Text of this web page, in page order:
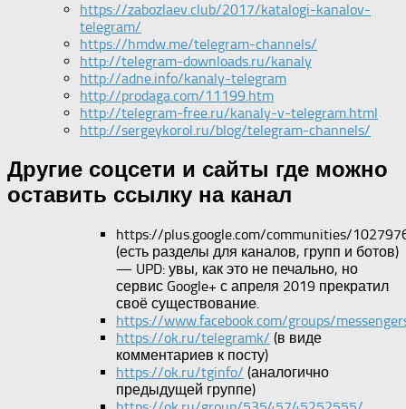
https://zabozlaev.club/2017/katalogi-kanalov-
telegram/
https://hmdw.me/telegram-channels/
http://telegram-downloads.ru/kanaly
http://adne.info/kanaly-telegram
http://prodaga.com/11199.htm
http://telegram-free.ru/kanaly-v-telegram.html
http://sergeykorol.ru/blog/telegram-channels/
Другие соцсети и сайты где можно
оставить ссылку на канал
https://plus.google.com/communities/
(есть разделы для каналов, групп и ботов)
— UPD: увы, как это не печально, но
сервис Google+ с апреля 2019 прекратил
своё существование.
https://www.facebook.com/groups/
https://ok.ru/telegramk/ (в виде
комментариев к посту)
https://ok.ru/tginfo/ (аналогично
предыдущей группе)